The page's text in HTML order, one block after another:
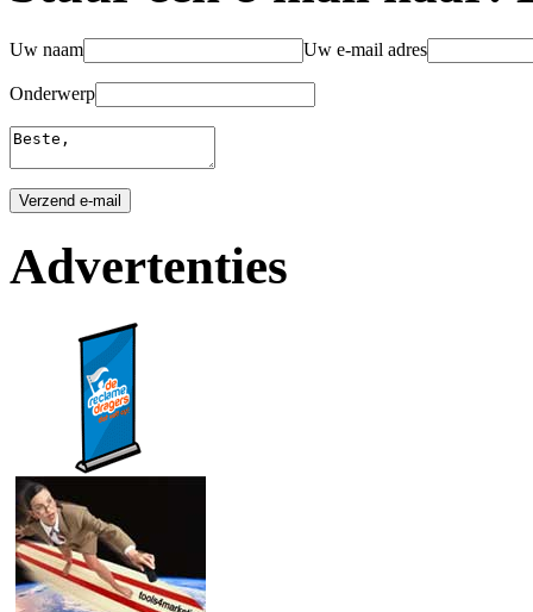
Uw naam Uw e-mail adres
Onderwerp
Advertenties